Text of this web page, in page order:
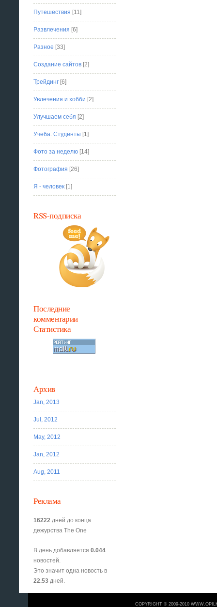
Путешествия [11]
Развлечения [6]
Разное [33]
Создание сайтов [2]
Трейдинг [6]
Увлечения и хобби [2]
Улучшаем себя [2]
Учеба. Студенты [1]
Фото за неделю [14]
Фотография [26]
Я - человек [1]
RSS-подписка
Последние
комментарии
Статистика
Архив
Jan, 2013
Jul, 2012
May, 2012
Jan, 2012
Aug, 2011
Реклама
16222 дней до конца
дежурства The One
В день добавляется0.044
новостей.
Это значит одна новость в
22.53 дней.
COPYRIGHT © 2009-2010